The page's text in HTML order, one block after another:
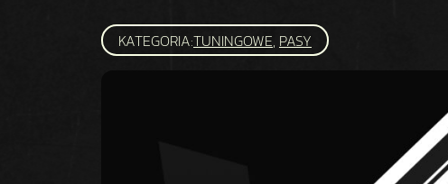
KATEGORIA:TUNINGOWE, PASY